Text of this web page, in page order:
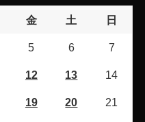
金 土 日
5 6 7
12 13 14
19 20 21